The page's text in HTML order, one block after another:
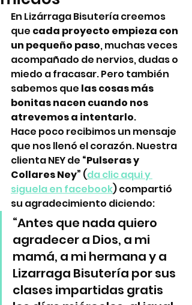
En Lizárraga Bisutería creemos
que cada proyecto empieza con
un pequeño paso, muchas veces
acompañado de nervios, dudas o
miedo a fracasar. Pero también
sabemos que las cosas más
bonitas nacen cuando nos
atrevemos a intentarlo.
Hace poco recibimos un mensaje
que nos llenó el corazón. Nuestra
clienta NEY de “Pulseras y
Collares Ney” (da clic aqui y
siguela en facebook) compartió
su agradecimiento diciendo:
“Antes que nada quiero
agradecer a Dios, a mi
mamá, a mi hermana y a
Lizarraga Bisutería por sus
clases impartidas gratis